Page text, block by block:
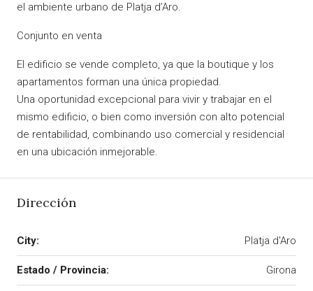
el ambiente urbano de Platja d’Aro.
Conjunto en venta
El edificio se vende completo, ya que la boutique y los
apartamentos forman una única propiedad.
Una oportunidad excepcional para vivir y trabajar en el
mismo edificio, o bien como inversión con alto potencial
de rentabilidad, combinando uso comercial y residencial
en una ubicación inmejorable.
Dirección
City: Platja d'Aro
Estado / Provincia: Girona